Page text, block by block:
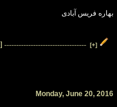
بهاره فریس آبادی
[+]
----------------------------------
[0]
Monday, June 20, 2016